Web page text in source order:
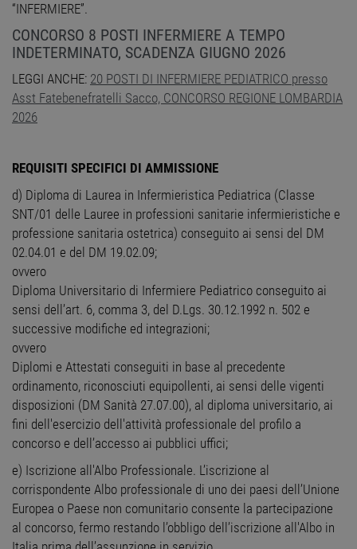
“INFERMIERE”.
CONCORSO 8 POSTI INFERMIERE A TEMPO
INDETERMINATO, SCADENZA GIUGNO 2026
LEGGI ANCHE: 20 POSTI DI INFERMIERE PEDIATRICO presso
Asst Fatebenefratelli Sacco, CONCORSO REGIONE LOMBARDIA
2026
REQUISITI SPECIFICI DI AMMISSIONE
d) Diploma di Laurea in Infermieristica Pediatrica (Classe
SNT/01 delle Lauree in professioni sanitarie infermieristiche e
professione sanitaria ostetrica) conseguito ai sensi del DM
02.04.01 e del DM 19.02.09;
ovvero
Diploma Universitario di Infermiere Pediatrico conseguito ai
sensi dell’art. 6, comma 3, del D.Lgs. 30.12.1992 n. 502 e
successive modifiche ed integrazioni;
ovvero
Diplomi e Attestati conseguiti in base al precedente
ordinamento, riconosciuti equipollenti, ai sensi delle vigenti
disposizioni (DM Sanità 27.07.00), al diploma universitario, ai
fini dell'esercizio dell'attività professionale del profilo a
concorso e dell’accesso ai pubblici uffici;
e) Iscrizione all'Albo Professionale. L’iscrizione al
corrispondente Albo professionale di uno dei paesi dell’Unione
Europea o Paese non comunitario consente la partecipazione
al concorso, fermo restando l’obbligo dell’iscrizione all'Albo in